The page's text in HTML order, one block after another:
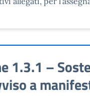
1.3.1 –
a